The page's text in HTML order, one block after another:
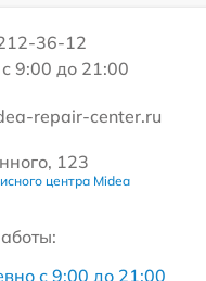
36-12
9:00 до 21:00
repair-center.ru
123
центра Midea
с 9:00 до 21:00